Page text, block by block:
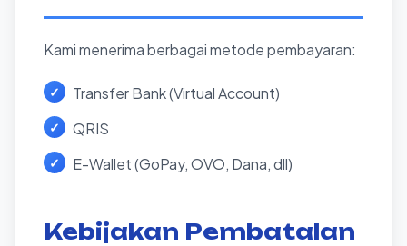
Kami menerima berbagai metode pembayaran:
Transfer Bank (Virtual Account)
QRIS
E-Wallet (GoPay, OVO, Dana, dll)
Kebijakan Pembatalan